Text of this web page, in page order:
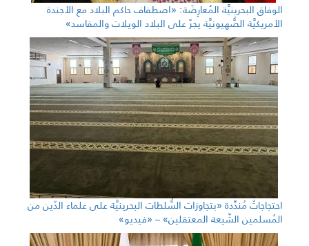
الوفاق البحرينيَّة المُعارِضَة: «اصطفاف حاكم البلاد مع الأجندة
الأمريكيَّة الصُّهيونيَّة يجرّ على البلاد الويلات والمفاسد»
احتجاجاتٌ مُندِّدة «بتجاوزات السُّلطات البحرينيَّة على علماء الدّين من
المُسلمين الشّيعة المعتقلين» – «فيديو»